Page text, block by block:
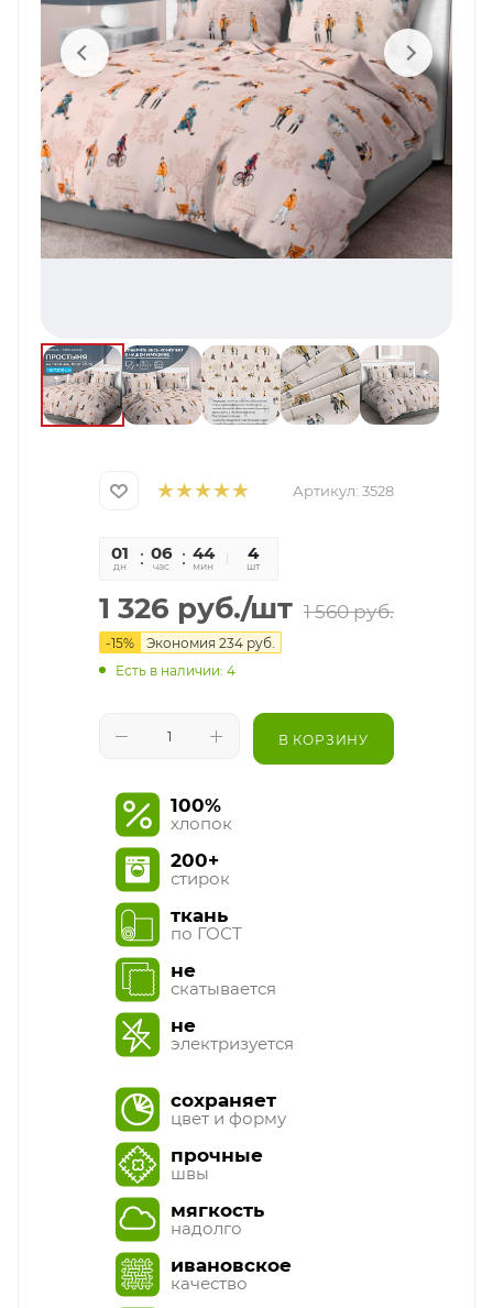
Артикул: 3528
01
дн
06
час
44
мин
40
сек
4
шт
1 326 руб./шт 1 560руб.
-15% Экономия 234 руб.
Есть в наличии: 4
В КОРЗИНУ
100%
хлопок
200+
стирок
ткань
по ГОСТ
не
скатывается
не
электризуется
сохраняет
цвет и форму
прочные
швы
мягкость
надолго
ивановское
качество